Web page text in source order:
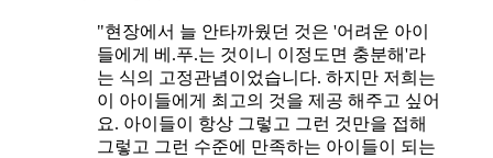
"현장에서 늘 안타까웠던 것은 '어려운 아이
들에게 베.푸.는 것이니 이정도면 충분해'라
는 식의 고정관념이었습니다. 하지만 저희는
이 아이들에게 최고의 것을 제공 해주고 싶어
요. 아이들이 항상 그렇고 그런 것만을 접해
그렇고 그런 수준에 만족하는 아이들이 되는